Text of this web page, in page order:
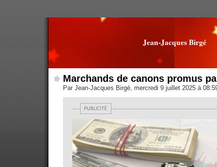
Jean-Jacques Birgé
Marchands de canons promus
Par Jean-Jacques Birgé, mercredi 9 juillet 2025 à